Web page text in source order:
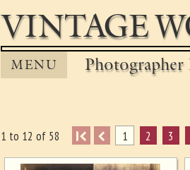
VINTAGE
MENU
1 to 12 of 58
I 1 2 3